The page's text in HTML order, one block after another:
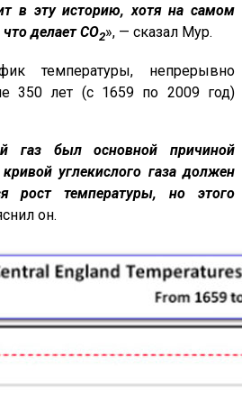
в эту историю, хотя на самом
делает CO2», — сказал Мур.
температуры, непрерывно
350 лет (с 1659 по 2009 год)
газ был основной причиной
углекислого газа должен
рост температуры, но этого
он.